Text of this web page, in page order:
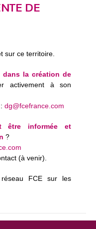
DE
sur ce territoire.
la création de
activement à son
dg@fcefrance.com
être informée et
?
(à venir).
FCE sur les